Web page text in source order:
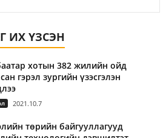
ИХ ҮЗСЭН
хотын 382 жилийн ойд
гэрэл зургийн үзэсгэлэн
2021.10.7
төрийн байгууллагууд